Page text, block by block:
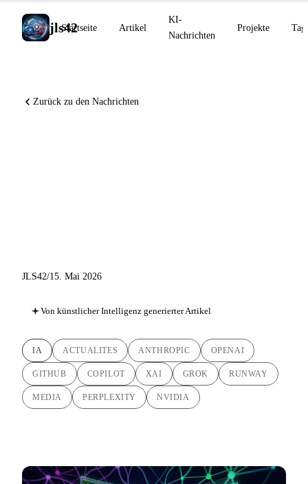
jls42
Startseite Artikel
KI-
Nachrichten
Projekte
Zurück zu den Nachrichten
JLS42/15. Mai 2026
Von künstlicher Intelligenz generierter Artikel
IA ACTUALITES ANTHROPIC OPENAI
GITHUB COPILOT XAI GROK RUNWAY
MEDIA PERPLEXITY NVIDIA